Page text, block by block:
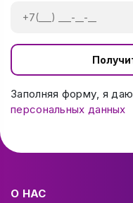
Заполняя форму, я даю
персональных данных
О НАС